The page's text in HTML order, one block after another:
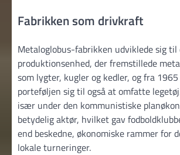
Fabrikken som drivkraft
Metaloglobus-fabrikken udviklede sig til
produktionsenhed, der fremstillede
som lygter, kugler og kedler, og fra
porteføljen sig til også at omfatte
især under den kommunistiske
betydelig aktør, hvilket gav
end beskedne, økonomiske rammer for
lokale turneringer.